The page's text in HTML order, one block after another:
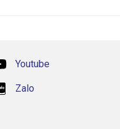
Youtube
Zalo